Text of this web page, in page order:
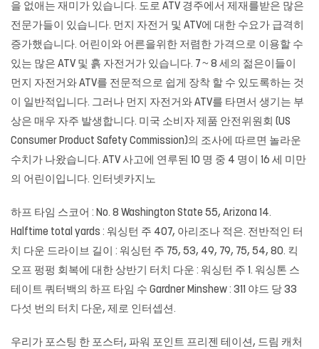
을 없애는 재미가 있습니다. 도로 ATV 경주에서 제재를받은 많은
전문가들이 있습니다. 먼지 자전거 및 ATV에 대한 수요가 급격히
증가했습니다. 어린이와 어른을위한 저렴한 가격으로 이용할 수
있는 많은 ATV 및 흙 자전거가 있습니다. 7 ~ 8 세의 젊은이들이
먼지 자전거와 ATV를 전문적으로 쉽게 장착 할 수 있도록하는 것
이 일반적입니다. 그러나 먼지 자전거와 ATV를 타면서 생기는 부
상은 매우 자주 발생합니다. 미국 소비자 제품 안전위원회 (US
Consumer Product Safety Commission)의 조사에 따르면 놀라운
수치가 나왔습니다. ATV 사고에 연루된 10 명 중 4 명이 16 세 미만
의 어린이입니다. 인터넷카지노
하프 타임 스코어 : No. 8 Washington State 55, Arizona 14.
Halftime total yards : 워싱턴 주 407, 아리조나 적은. 전반적인 터
치 다운 드라이브 길이 : 워싱턴 주 75, 53, 49, 79, 75, 54, 80. 킥
오프 펑펑 회복에 대한 상반기 터치 다운 : 워싱턴 주 1. 워싱톤 스
테이트 쿼터백의 하프 타임 수 Gardner Minshew : 311 야드 당 33
다섯 번의 터치 다운, 제로 인터셉션.
우리가 포스팅 한 포스터, 파워 포인트 프리젠 테이션, 드림 캐처